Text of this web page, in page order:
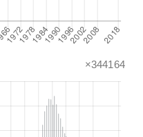
×344164